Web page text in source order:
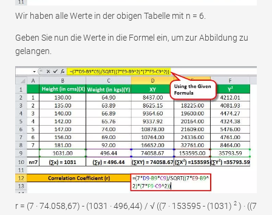
Wir haben alle Werte in der obigen Tabelle mit n = 6.
Geben Sie nun die Werte in die Formel ein, um zur Abbildung zu
gelangen.
r = (7 · 74.058,67) - (1031 · 496,44) / √ ((7 · 153595 - (1031) 2 ) · ((7